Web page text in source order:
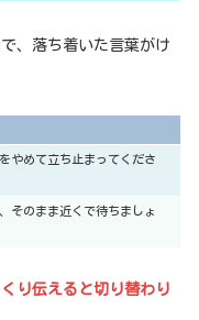
、落ち着いた言葉がけ
やめて立ち止まってくださ
そのまま近くで待ちましょ
り伝えると切り替わり